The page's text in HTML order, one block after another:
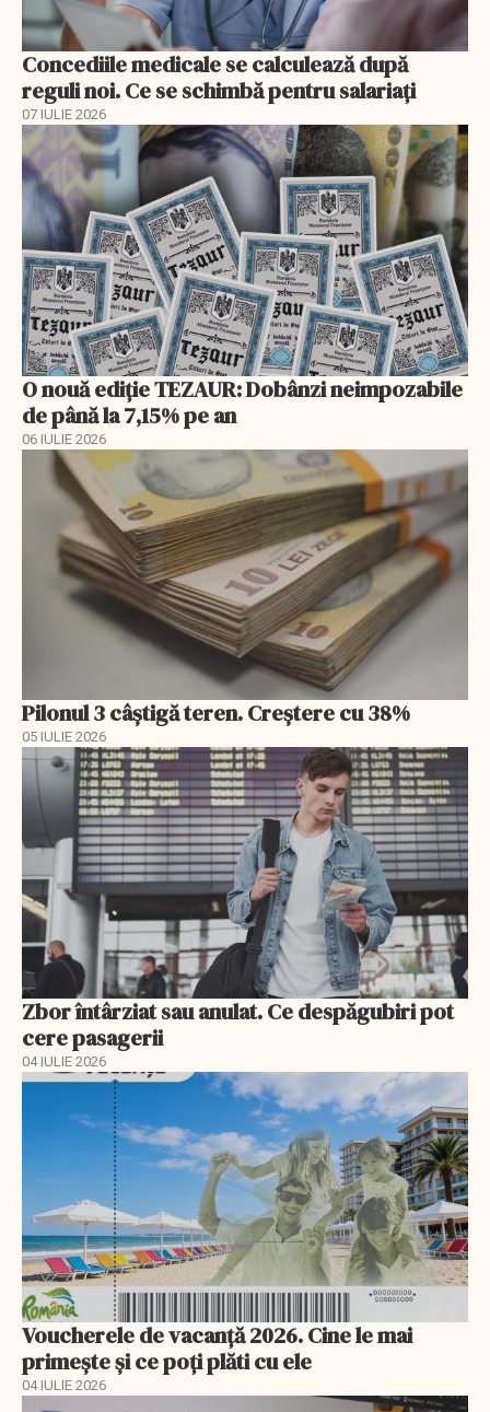
Concediile medicale se calculează după
reguli noi. Ce se schimbă pentru salariați
07 IULIE 2026
O nouă ediție TEZAUR: Dobânzi neimpozabile
de până la 7,15% pe an
06 IULIE 2026
Pilonul 3 câştigă teren. Creştere cu 38%
05 IULIE 2026
Zbor întârziat sau anulat. Ce despăgubiri pot
cere pasagerii
04 IULIE 2026
Voucherele de vacanță 2026. Cine le mai
primește și ce poți plăti cu ele
04 IULIE 2026